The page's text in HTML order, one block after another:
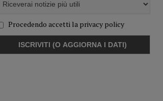
Procedendo accetti la privacy policy